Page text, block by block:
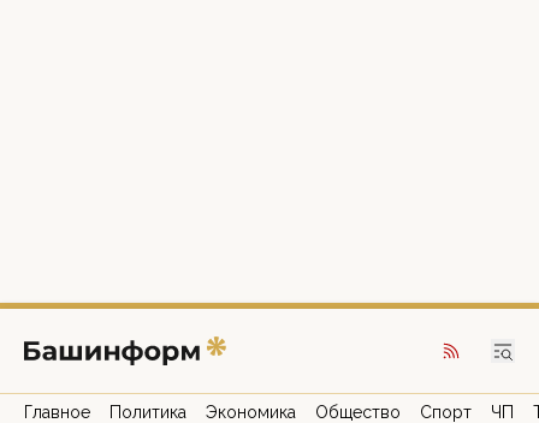
Главное Политика Экономика Общество Спорт ЧП